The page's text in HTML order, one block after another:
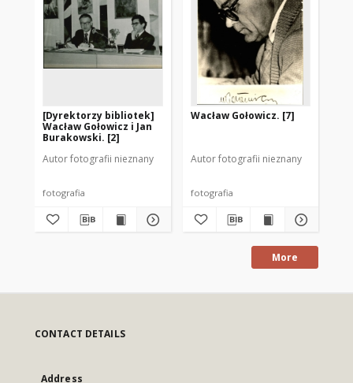
[Dyrektorzy bibliotek]
Wacław Gołowicz i Jan
Burakowski. [2]
Autor fotografii nieznany
fotografia
Wacław Gołowicz. [7]
Autor fotografii nieznany
fotografia
More
CONTACT DETAILS
Address